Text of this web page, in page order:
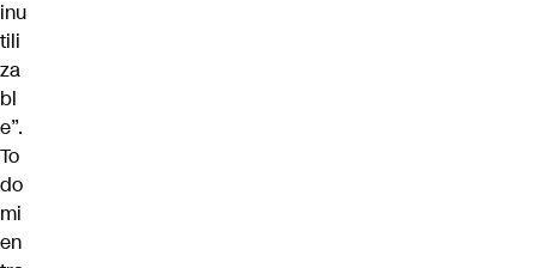
inu
tili
za
bl
e”.
To
do
mi
en